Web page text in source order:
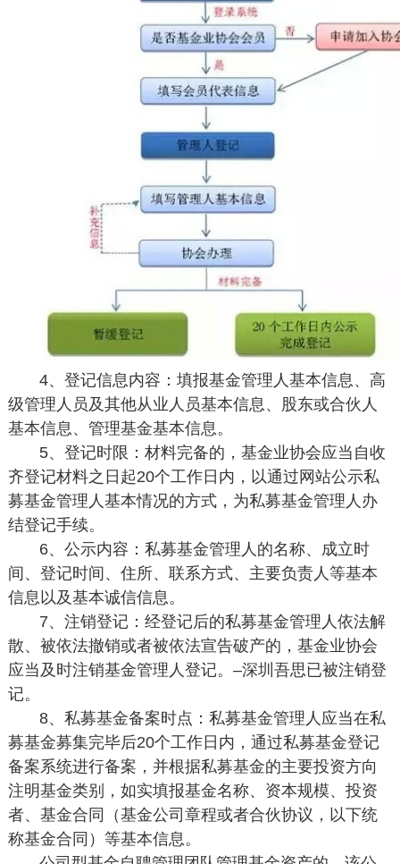
4、登记信息内容：填报基金管理人基本信息、高
级管理人员及其他从业人员基本信息、股东或合伙人
基本信息、管理基金基本信息。
5、登记时限：材料完备的，基金业协会应当自收
齐登记材料之日起20个工作日内，以通过网站公示私
募基金管理人基本情况的方式，为私募基金管理人办
结登记手续。
6、公示内容：私募基金管理人的名称、成立时
间、登记时间、住所、联系方式、主要负责人等基本
信息以及基本诚信信息。
7、注销登记：经登记后的私募基金管理人依法解
散、被依法撤销或者被依法宣告破产的，基金业协会
应当及时注销基金管理人登记。–深圳吾思已被注销登
记。
8、私募基金备案时点：私募基金管理人应当在私
募基金募集完毕后20个工作日内，通过私募基金登记
备案系统进行备案，并根据私募基金的主要投资方向
注明基金类别，如实填报基金名称、资本规模、投资
者、基金合同（基金公司章程或者合伙协议，以下统
称基金合同）等基本信息。